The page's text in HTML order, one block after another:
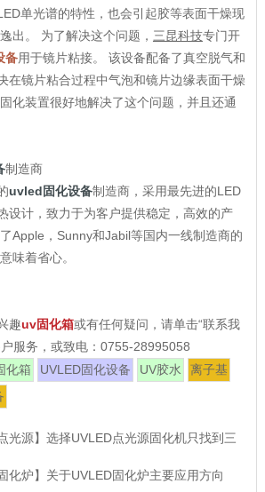
单光谱的特性，也会引起胶等表面干燥现
出。 为了解决这个问题， 三昆科技专门开
备用于镜片粘接。 该设备配备了真空脱气和
在镜片粘合过程中气泡和镜片边缘表面干燥
化装置很好地解决了这个问题，并且还通
制造商
uvled固化设备制造商，采用最先进的LED
设计，致力于为客户提供稳定，高效的产
Apple，Sunny和Jabil等国内一线制造商的
味着省心。
趣uv固化箱或有任何疑问，请单击“联系我
服务，或致电：0755-28995058
化箱 UVLED固化设备 UV胶水
离子基
光源】选择UVLED点光源固化机只找到三
化炉】关于UVLED固化炉主要应用方向